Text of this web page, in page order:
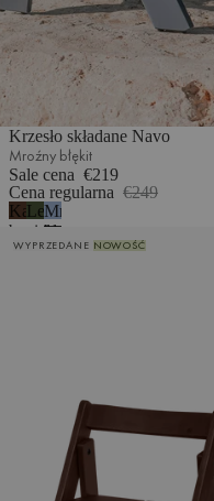
Krzesło składane Navo
Mroźny błękit
Sale cena €219
Cena regularna €249
Kakaowy
brąz
Leśna
zieleń
Mroźny
błękit
WYPRZEDANE NOWOŚĆ